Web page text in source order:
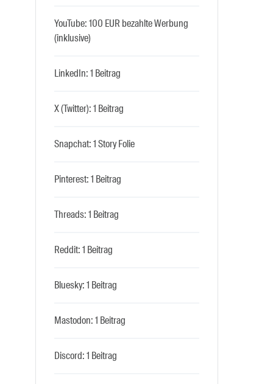
YouTube: 100 EUR bezahlte Werbung
(inklusive)
LinkedIn: 1 Beitrag
X (Twitter): 1 Beitrag
Snapchat: 1 Story Folie
Pinterest: 1 Beitrag
Threads: 1 Beitrag
Reddit: 1 Beitrag
Bluesky: 1 Beitrag
Mastodon: 1 Beitrag
Discord: 1 Beitrag